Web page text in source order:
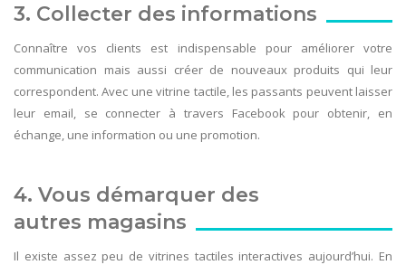
3. Collecter des informations
Connaître vos clients est indispensable pour améliorer votre
communication mais aussi créer de nouveaux produits qui leur
correspondent. Avec une vitrine tactile, les passants peuvent laisser
leur email, se connecter à travers Facebook pour obtenir, en
échange, une information ou une promotion.
4. Vous démarquer des
autres magasins
Il existe assez peu de vitrines tactiles interactives aujourd’hui. En